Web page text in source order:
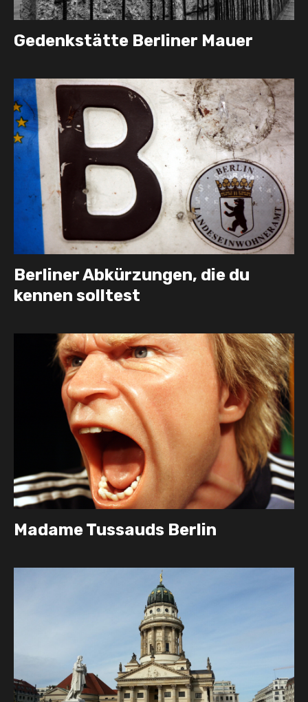
Gedenkstätte Berliner Mauer
Berliner Abkürzungen, die du
kennen solltest
Madame Tussauds Berlin